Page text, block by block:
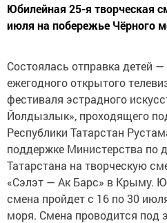
Юбилейная 25-я творческая
июля на побережье Чёрного
Состоялась отправка детей
ежегодного открытого
фестиваля эстрадного
Йолдызлык», проходящего
Республики Татарстан
поддержке Министерства по
Татарстана на творческую
«Сэлэт — Ак Барс» в Крыму.
смена пройдет с 16 по 30
моря. Смена проводится под